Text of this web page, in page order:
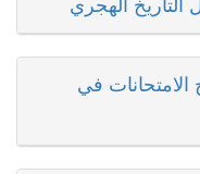
التاريخ الهجري
الامتحانات في